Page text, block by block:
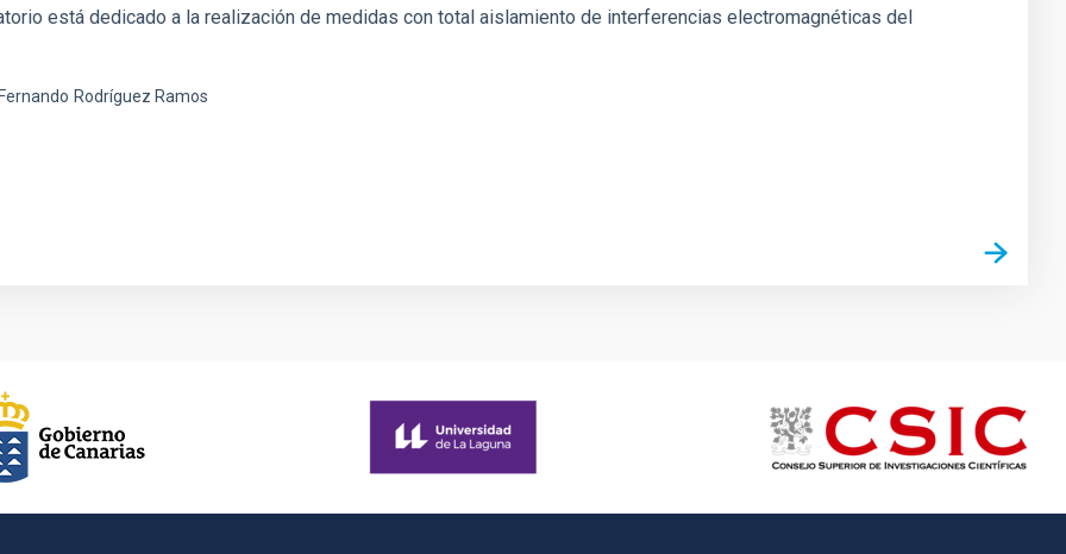
está dedicado a la realización de medidas con total aislamiento de interferencias electromagnéticas del
Fernando Rodríguez Ramos